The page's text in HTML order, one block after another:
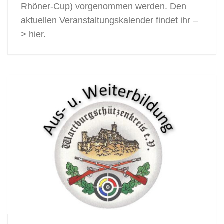
Rhöner-Cup) vorgenommen werden. Den
aktuellen Veranstaltungskalender findet ihr –
> hier.